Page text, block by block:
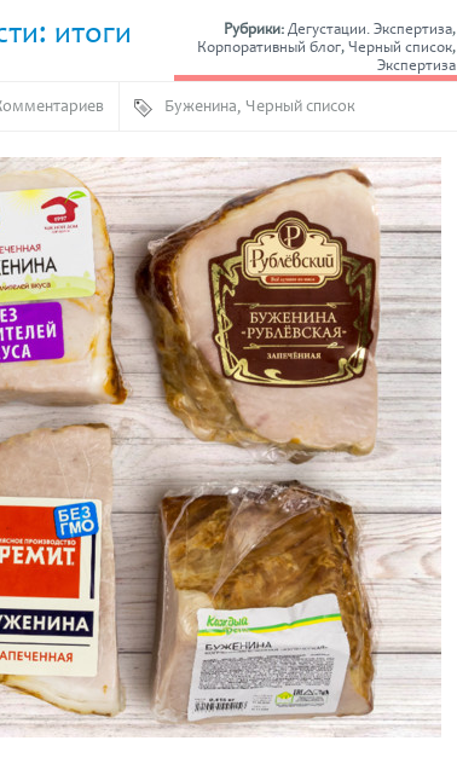
итоги Рубрики: Дегустации. Экспертиза,
Корпоративный блог,Черный список,
Экспертиза
Буженина, Черный список